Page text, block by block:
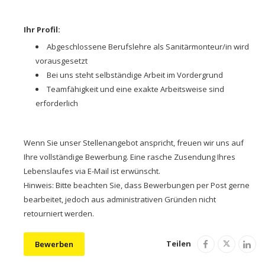
Ihr Profil:
Abgeschlossene Berufslehre als Sanitärmonteur/in wird
vorausgesetzt
Bei uns steht selbständige Arbeit im Vordergrund
Teamfähigkeit und eine exakte Arbeitsweise sind
erforderlich
Wenn Sie unser Stellenangebot anspricht, freuen wir uns auf
Ihre vollständige Bewerbung. Eine rasche Zusendung Ihres
Lebenslaufes via E-Mail ist erwünscht.
Hinweis: Bitte beachten Sie, dass Bewerbungen per Post gerne
bearbeitet, jedoch aus administrativen Gründen nicht
retourniert werden.
Bewerben Teilen